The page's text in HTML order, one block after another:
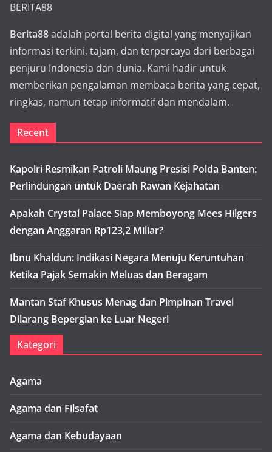
BERITA88
Berita88adalah portal berita digital yang menyajikan
informasi terkini, tajam, dan terpercaya dari berbagai
penjuru Indonesia dan dunia. Kami hadir untuk
memberikan pengalaman membaca berita yang cepat,
ringkas, namun tetap informatif dan mendalam.
Recent
Kapolri Resmikan Patroli Maung Presisi Polda Banten:
Perlindungan untuk Daerah Rawan Kejahatan
Apakah Crystal Palace Siap Memboyong Mees Hilgers
dengan Anggaran Rp123,2 Miliar?
Ibnu Khaldun: Indikasi Negara Menuju Keruntuhan
Ketika Pajak Semakin Meluas dan Beragam
Mantan Staf Khusus Menag dan Pimpinan Travel
Dilarang Bepergian ke Luar Negeri
Kategori
Agama
Agama dan Filsafat
Agama dan Kebudayaan